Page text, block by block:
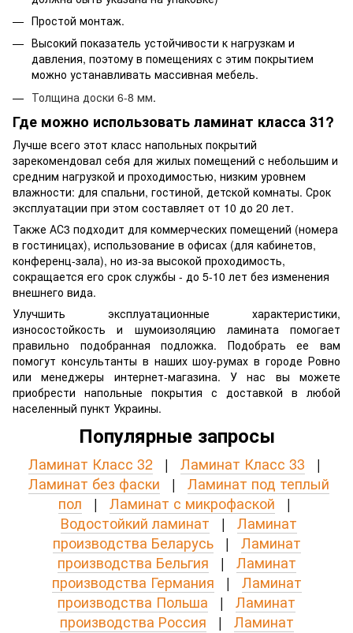
Простой монтаж.
Высокий показатель устойчивости к нагрузкам и
давления, поэтому в помещениях с этим покрытием
можно устанавливать массивная мебель.
Толщина доски 6-8 мм.
Где можно использовать ламинат класса 31?
Лучше всего этот класс напольных покрытий
зарекомендовал себя для жилых помещений с небольшим и
средним нагрузкой и проходимостью, низким уровнем
влажности: для спальни, гостиной, детской комнаты. Срок
эксплуатации при этом составляет от 10 до 20 лет.
Также АС3 подходит для коммерческих помещений (номера
в гостиницах), использование в офисах (для кабинетов,
конференц-зала), но из-за высокой проходимость,
сокращается его срок службы - до 5-10 лет без изменения
внешнего вида.
Улучшить эксплуатационные характеристики,
износостойкость и шумоизоляцию ламината помогает
правильно подобранная подложка. Подобрать ее вам
помогут консультанты в наших шоу-румах в городе Ровно
или менеджеры интернет-магазина. У нас вы можете
приобрести напольные покрытия с доставкой в ​​любой
населенный пункт Украины.
Популярные запросы
Ламинат Класс 32 | Ламинат Класс 33 |
Ламинат без фаски | Ламинат под теплый
пол | Ламинат с микрофаской |
Водостойкий ламинат | Ламинат
производства Беларусь| Ламинат
производства Бельгия | Ламинат
производства Германия | Ламинат
производства Польша | Ламинат
производства Россия | Ламинат